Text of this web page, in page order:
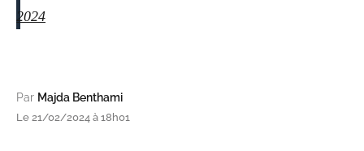
2024
Par Majda Benthami
Le 21/02/2024 à 18h01